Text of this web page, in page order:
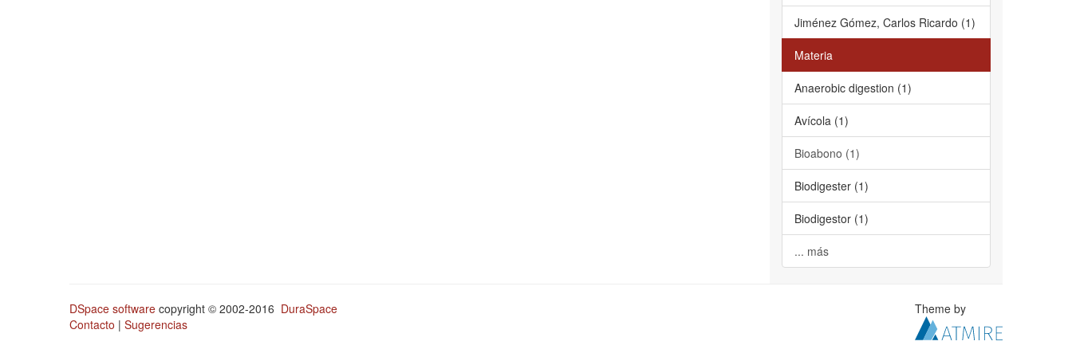
Jiménez Gómez, Carlos Ricardo (1)
Materia
Anaerobic digestion (1)
Avícola (1)
Bioabono (1)
Biodigester (1)
Biodigestor (1)
... más
DSpace software copyright © 2002-2016 DuraSpace
Contacto | Sugerencias
Theme by